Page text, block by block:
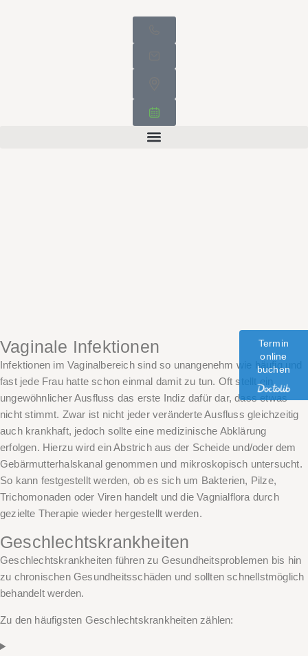
Vaginale Infektionen
Infektionen im Vaginalbereich sind so unangenehm wie häufig und
fast jede Frau hatte schon einmal damit zu tun. Oft stellt ein
ungewöhnlicher Ausfluss das erste Indiz dafür dar, dass etwas
nicht stimmt. Zwar ist nicht jeder veränderte Ausfluss gleichzeitig
auch krankhaft, jedoch sollte eine medizinische Abklärung
erfolgen. Hierzu wird ein Abstrich aus der Scheide und/oder dem
Gebärmutterhalskanal genommen und mikroskopisch untersucht.
So kann festgestellt werden, ob es sich um Bakterien, Pilze,
Trichomonaden oder Viren handelt und die Vagnialflora durch
gezielte Therapie wieder hergestellt werden.
Geschlechtskrankheiten
Geschlechtskrankheiten führen zu Gesundheitsproblemen bis hin
zu chronischen Gesundheitsschäden und sollten schnellstmöglich
behandelt werden.
Zu den häufigsten Geschlechtskrankheiten zählen:
Termin
online
buchen